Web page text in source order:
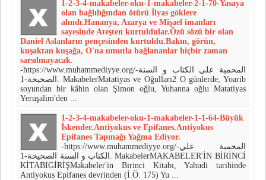
1-2-3-4-makabeler-oku-1-makabeler-2-1-70-Yasaya
olan bağlılığından ötürü İlyas göklere
alındı.Hananya, Azarya ve Mişael imanları
sayesinde Ateşten kurtuldular.Özü sözü bir olan
Daniel Aslanların pençesinden kurtuldu.Bakın, görün,
kuşaktan kuşağa, O'na umutla bağlananlar hiçbir zaman
sarsılmayacak.
-https://www.muhammediyye.org/-المحمية علي الكتاب و السنة
الصحيحة-1. MakabelerMatatiyas ve Oğulları2 O günlerde, Yoarib
soyundan bir kâhin olan Şimon oğlu, Yuhanna oğlu Matatiyas
Yeruşalim'den ...
1-2-3-4-makabeler-oku-1-makabeler-1-1-64-Büyük
İskender.Antiyokus ve Epifanes.Antiyokus
Epifanes Tapınağı Yağma Ediyor.
-https://www.muhammediyye.org/-المحمية علي
الكتاب و السنة الصحيحة-1. MakabelerMAKABELER'İN BİRİNCİ
KİTABIGİRİŞMakabeler'in Birinci Kitabı, Yahudi tarihinde
Antiyokus Epifanes devrinden (İ.Ö. 175) Yu ...